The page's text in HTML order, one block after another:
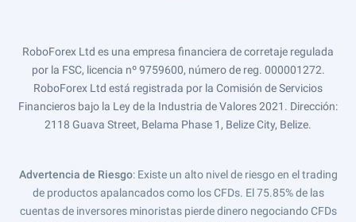
RoboForex Ltd es una empresa financiera de corretaje regulada
por la FSC, licencia nº 9759600, número de reg. 000001272.
RoboForex Ltd está registrada por la Comisión de Servicios
Financieros bajo la Ley de la Industria de Valores 2021. Dirección:
2118 Guava Street, Belama Phase 1, Belize City, Belize.
Advertencia de Riesgo: Existe un alto nivel de riesgo en el trading
de productos apalancados como los CFDs. El 75.85% de las
cuentas de inversores minoristas pierde dinero negociando CFDs